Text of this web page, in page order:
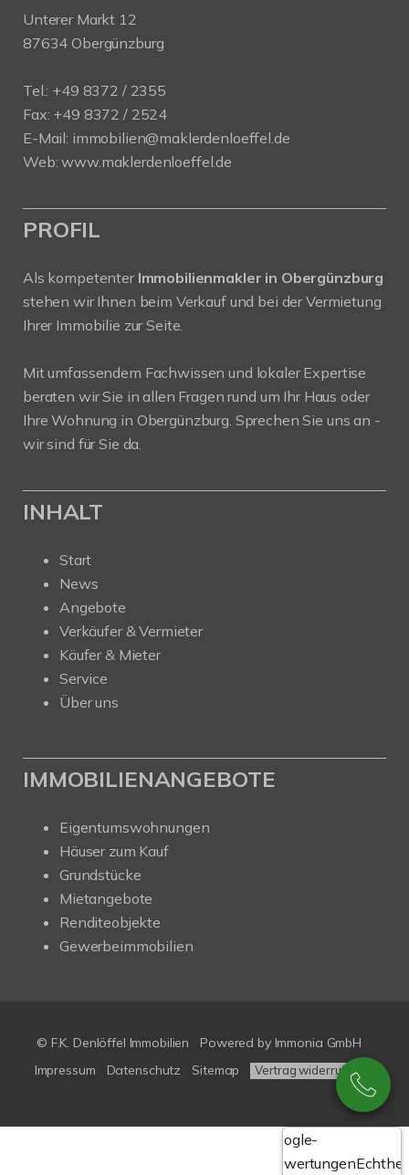
Unterer Markt 12
87634 Obergünzburg
Tel.: +49 8372 / 2355
Fax: +49 8372 / 2524
E-Mail: immobilien@maklerdenloeffel.de
Web:www.maklerdenloeffel.de
PROFIL
Als kompetenter Immobilienmakler in Obergünzburg
stehen wir Ihnen beim Verkauf und bei der Vermietung
Ihrer Immobilie zur Seite.
Mit umfassendem Fachwissen und lokaler Expertise
beraten wir Sie in allen Fragen rund um Ihr Haus oder
Ihre Wohnung in Obergünzburg. Sprechen Sie uns an -
wir sind für Sie da.
INHALT
Start
News
Angebote
Verkäufer & Vermieter
Käufer & Mieter
Service
Über uns
IMMOBILIENANGEBOTE
Eigentumswohnungen
Häuser zum Kauf
Grundstücke
Mietangebote
Renditeobjekte
Gewerbeimmobilien
© F.K. Denlöffel Immobilien Powered by Immonia GmbH
Impressum
Datenschutz Sitemap Vertrag widerrufen
Google-
Bewertungen